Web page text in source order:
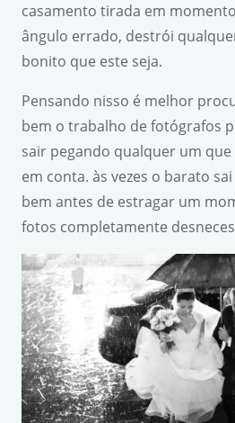
casamento tirada em
ângulo errado, destrói
bonito que este seja.
Pensando nisso é melhor
bem o trabalho de fotógrafos
sair pegando qualquer um
em conta. às vezes o barato
bem antes de estragar um
fotos completamente